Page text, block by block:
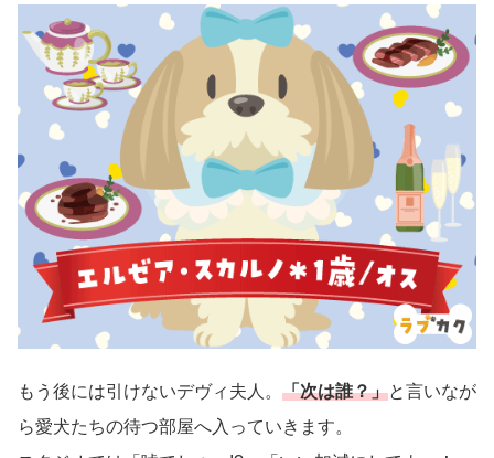
もう後には引けないデヴィ夫人。 「次は誰？」と言いなが
ら愛犬たちの待つ部屋へ入っていきます。